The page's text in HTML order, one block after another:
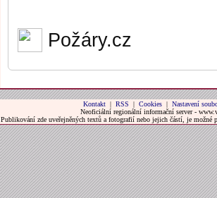
Požáry.cz
Kontakt| RSS | Cookies| Nastavení
Neoficiální regionální informační server -
Publikování zde uveřejněných textů a fotografií nebo jejich částí, je možné